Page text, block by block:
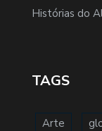
Histórias do
TAGS
Arte